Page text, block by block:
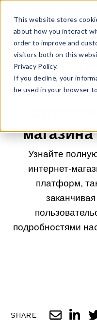
This website stores
about how you interact
order to improve and
visitors both on this
Privacy Policy.
If you decline, your
be used in your browser
17.03.2026 9:00:00
Сколько
Узнайте
интернет-
платформ,
подробностями
SHARE